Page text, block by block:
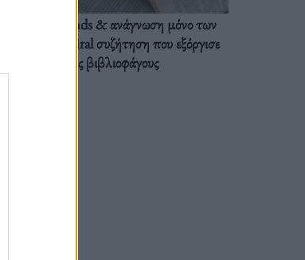
BookTok trends & ανάγνωση μόνο των
διαλόγων: Η viral συζήτηση που εξόργισε
τους βιβλιοφάγους